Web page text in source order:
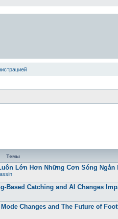
Темы
Lớn Hơn Những Cơn Sóng Ngắn
Based Catching and AI Changes
Changes and The Future of